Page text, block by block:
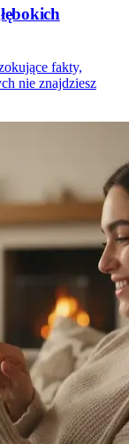
fakty,
nie znajdziesz